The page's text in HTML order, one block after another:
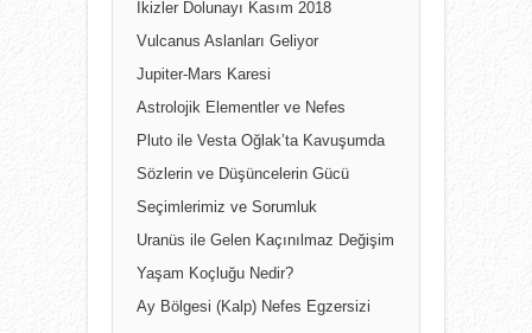
İkizler Dolunayı Kasım 2018
Vulcanus Aslanları Geliyor
Jupiter-Mars Karesi
Astrolojik Elementler ve Nefes
Pluto ile Vesta Oğlak’ta Kavuşumda
Sözlerin ve Düşüncelerin Gücü
Seçimlerimiz ve Sorumluk
Uranüs ile Gelen Kaçınılmaz Değişim
Yaşam Koçluğu Nedir?
Ay Bölgesi (Kalp) Nefes Egzersizi